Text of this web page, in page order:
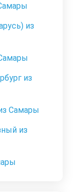
из
из
Самары
из